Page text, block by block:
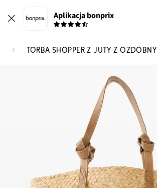
Aplikacja bonprix